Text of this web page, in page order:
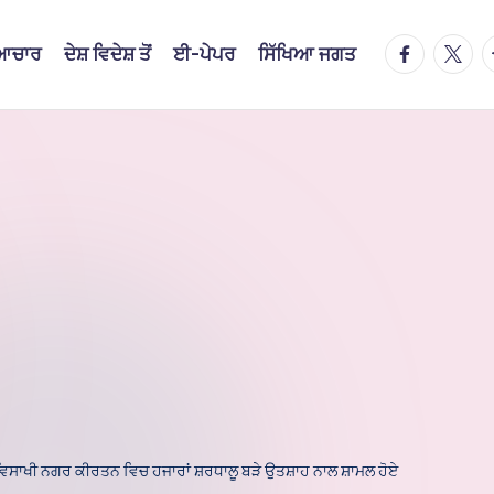
ਦੇਸ਼ ਵਿਦੇਸ਼ ਤੋਂ ਈ-ਪੇਪਰ ਸਿੱਖਿਆ ਜਗਤ
ਨਗਰ ਕੀਰਤਨ ਵਿਚ ਹਜਾਰਾਂ ਸ਼ਰਧਾਲੂ ਬੜੇ ਉਤਸ਼ਾਹ ਨਾਲ ਸ਼ਾਮਲ ਹੋਏ